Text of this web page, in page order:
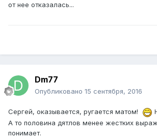
от нее отказалась...
Dm77
Опубликовано 15 сентября, 2016
Сергей, оказывается, ругается матом!
А то половина дятлов менее жестких
понимает.